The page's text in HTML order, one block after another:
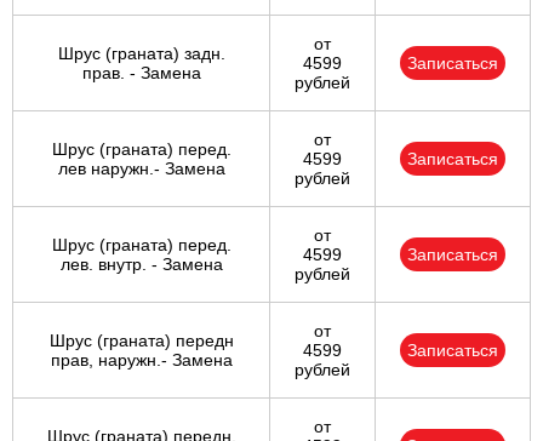
Шрус (граната) задн.
прав. - Замена
от
4599
рублей
Записаться
Шрус (граната) перед.
лев наружн.- Замена
от
4599
рублей
Записаться
Шрус (граната) перед.
лев. внутр. - Замена
от
4599
рублей
Записаться
Шрус (граната) передн
прав, наружн.- Замена
от
4599
рублей
Записаться
Шрус (граната) передн.
от